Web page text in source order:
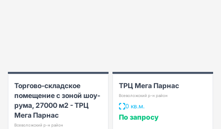
Торгово-складское
помещение с зоной шоу-
рума, 27000 м2 - ТРЦ
Мега Парнас
Всеволожский р-н район
ТРЦ Мега Парнас
Всеволожский р-н район
0 кв.м.
По запросу